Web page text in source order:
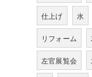
仕上げ 水
リフォーム
左官展覧会